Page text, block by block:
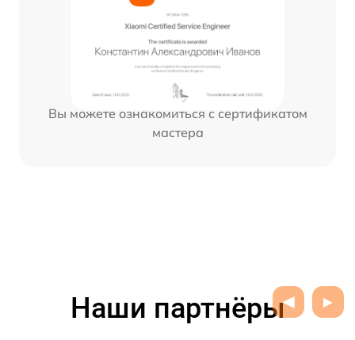
Вы можете ознакомиться с сертификатом
мастера
Наши партнёры